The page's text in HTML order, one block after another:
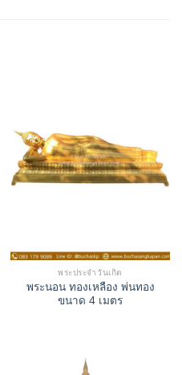
พระประจำวันเกิด
พระนอน ทองเหลือง พ่นทอง
ขนาด 4 เมตร